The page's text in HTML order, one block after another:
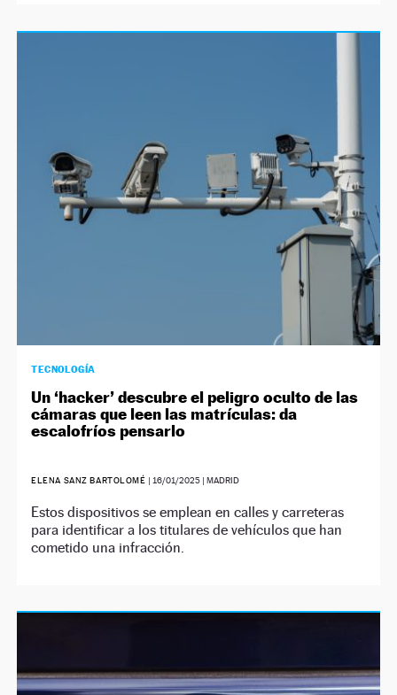
TECNOLOGÍA
Un ‘hacker’ descubre el peligro oculto de las
cámaras que leen las matrículas: da
escalofríos pensarlo
ELENA SANZ BARTOLOMÉ | 16/01/2025| MADRID
Estos dispositivos se emplean en calles y carreteras
para identificar a los titulares de vehículos que han
cometido una infracción.